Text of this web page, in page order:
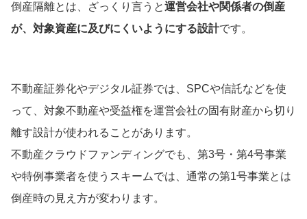
倒産隔離とは、ざっくり言うと運営会社や関係者の倒産
が、対象資産に及びにくいようにする設計です。
不動産証券化やデジタル証券では、SPCや信託などを使
って、対象不動産や受益権を運営会社の固有財産から切り
離す設計が使われることがあります。
不動産クラウドファンディングでも、第3号・第4号事業
や特例事業者を使うスキームでは、通常の第1号事業とは
倒産時の見え方が変わります。